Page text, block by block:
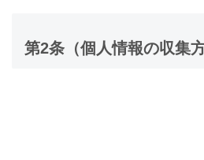
第2条（個人情報の収集方